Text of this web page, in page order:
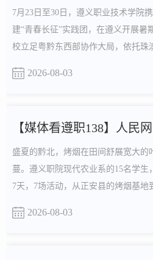
7月23日至30日，遵义职业技术学院
建“青春长征”实践团，在遵义开展暑
校立足粤黔东西部协作大局，依托珠
沃土中铸魂、在乡土一线中问道、在
2026-08-03
盛夏的黔北，烤烟在田间舒展宽大的
蔓。遵义职院现代农业系的15名学生
7天，7场活动，从正安县的烤烟基地
弯腰问收成7月23日，正安县一处西
2026-08-03